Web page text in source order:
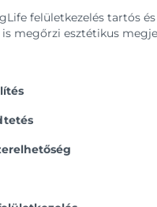
felületkezelés tartós
megőrzi esztétikus